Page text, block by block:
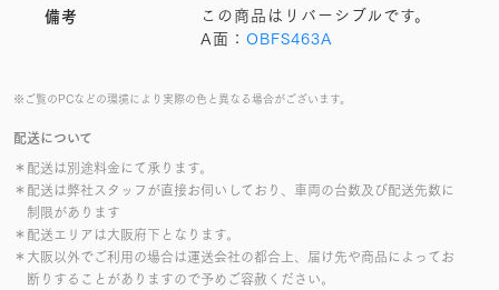
※ご覧のPCなどの環境により実際の色と異なる場合がございます。
配送について
＊配送は別途料金にて承ります。
＊配送は弊社スタッフが直接お伺いしており、車両の台数及び配送先数に
制限があります
＊配送エリアは大阪府下となります。
＊大阪以外でご利用の場合は運送会社の都合上、届け先や商品によってお
断りすることがありますので予めご容赦ください。
備考
この商品はリバーシブルです。
A面：OBFS463A